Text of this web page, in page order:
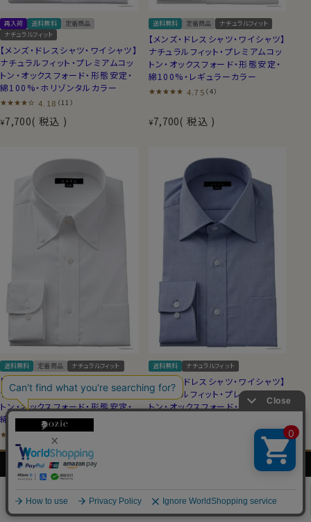
メンズ
シャツ
シャツの
基礎知識
再入荷 送料無料
定番商品
ナチュラルフィット
【メンズ・ドレスシャツ・ワイシャツ】
ナチュラルフィット・プレミアムコッ
トン・オックスフォード・形態安定・
綿100%・ホリゾンタルカラー
4.18 （11）
¥7,700 税込
送料無料 定番商品 ナチュラルフィット
【メンズ・ドレスシャツ・ワイシャツ】
ナチュラルフィット・プレミアムコッ
トン・オックスフォード・形態安定・
綿100%・レギュラーカラー
4.75 （4）
¥7,700 税込
送料無料 定番商品 ナチュラルフィット
【メンズ・ドレスシャツ・ワイシャツ】
ナチュラルフィット・プレミアムコッ
トン・オックスフォード・形態安定・
綿100％・ボタンダウン
4.60（5）
¥7,700 税込
送料無料 ナチュラルフィット
【メンズ・ドレスシャツ・ワイシャツ】
ナチュラルフィット・プレミアムコッ
トン・オックスフォード・形態安定・